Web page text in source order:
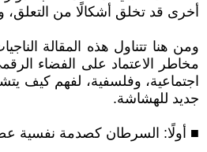
أخرى قد تخلق أشكالًا من التعلق،
ومن هنا تتناول هذه المقالة
مخاطر الاعتماد على الفضاء
اجتماعية، وفلسفية، لفهم كيف
جديد للهشاشة.
■ أولًا: السرطان كصدمة نفسية